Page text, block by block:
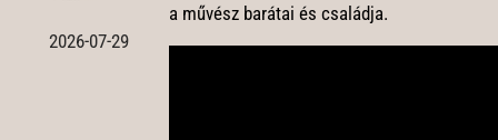
2026-07-29
a művész barátai és családja.